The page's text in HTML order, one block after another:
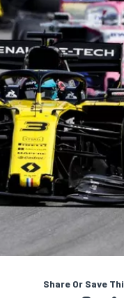
Share Or Save